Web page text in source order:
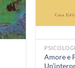
Amore e